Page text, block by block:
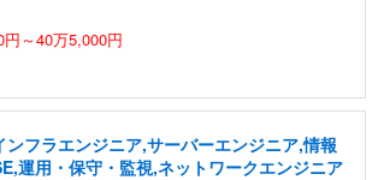
～40万5,000円
フラエンジニア,サーバーエンジニア,情報
運用・保守・監視,ネットワークエンジニア